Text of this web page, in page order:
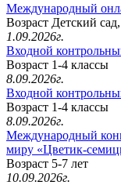
Международный
Возраст Детский
1.09.2026г.
Входной
Возраст 1-4 классы
8.09.2026г.
Входной
Возраст 1-4 классы
8.09.2026г.
Международный
миру «Цветик-
Возраст 5-7 лет
10.09.2026г.